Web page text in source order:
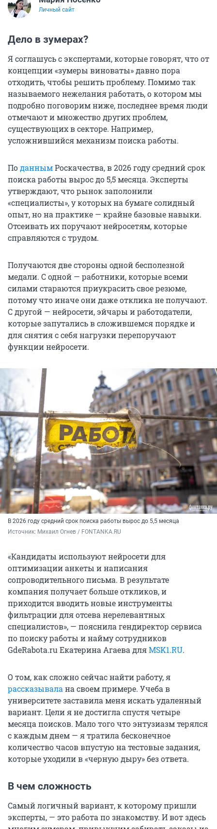
Личный сайт
Дело в зумерах?
Я соглашусь с экспертами, которые говорят, что от
концепции «зумеры виноваты» давно пора
отходить, чтобы решить проблему. Помимо так
называемого нежелания работать, о котором мы
подробно поговорим ниже, последнее время люди
отмечают и множество других проблем,
существующих в секторе. Например,
усложнившийся механизм поиска работы.
ПоданнымРоскачества, в 2026 году средний срок
поиска работы вырос до5,5 месяца. Эксперты
утверждают, что рынок заполонили
«специалисты», у которых на бумаге солидный
опыт, но на практике — крайне базовые навыки.
Отсеивать их поручают нейросетям, которые
справляются с трудом.
Получаются две стороны одной бесполезной
медали. С одной — работники, которые всеми
силами стараются приукрасить свое резюме,
потому что иначе они даже отклика не получают.
С другой — нейросети, эйчары и работодатели,
которые запутались в сложившемся порядке и
для снятия с себя нагрузки перепоручают
функции нейросети.
В 2026 году средний срок поиска работы вырос до 5,5 месяца
Источник: Михаил Огнев / FONTANKA.RU
«Кандидаты используют нейросети для
оптимизации анкеты и написания
сопроводительного письма. В результате
компания получает больше откликов, и
приходится вводить новые инструменты
фильтрации для отсева нерелевантных
специалистов», — пояснила гендиректор сервиса
по поиску работы и найму сотрудников
GdeRabota.ru Екатерина Агаева дляMSK1.RU.
О том, как сложно сейчас найти работу, я
рассказывалана своем примере. Учеба в
университете заставила меня искать удаленный
вариант. Цели я не достигла спустя четыре
месяца поисков. Мало того что энтузиазм терялся
с каждым днем — я тратила бесконечное
количество часов впустую на тестовые задания,
которые уходили в «черную дыру» без ответа.
В чем сложность
Самый логичный вариант, к которому пришли
эксперты, — это работа по знакомству. И вот здесь